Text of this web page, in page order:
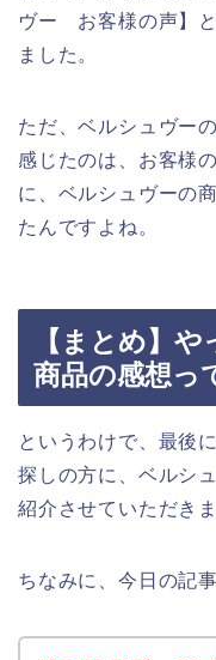
ヴー お客様の声】
ました。
ただ、ベルシュヴー
感じたのは、お客様
に、ベルシュヴーの
たんですよね。
【まとめ】
商品の感想っ
というわけで、最後
探しの方に、ベルシ
紹介させていただきま
ちなみに、今日の記事